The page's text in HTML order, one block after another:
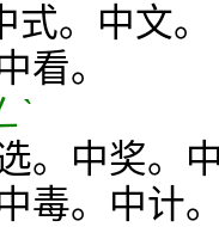
。中文。
看。
ˋ
。中奖。
毒。中计